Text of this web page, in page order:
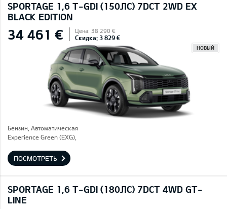
SPORTAGE 1,6 T-GDI (150ЛС) 7DCT 2WD EX
BLACK EDITION
34 461 € Цена: 38 290 €
Скидка: 3 829 €
НОВЫЙ
Бензин, Автоматическая
Experience Green (EXG),
ПОСМОТРЕТЬ
SPORTAGE 1,6 T-GDI (180ЛС) 7DCT 4WD GT-
LINE